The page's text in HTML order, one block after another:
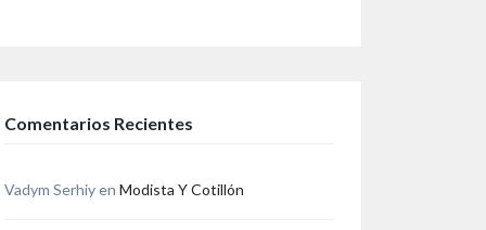
Comentarios Recientes
Vadym Serhiyen Modista Y Cotillón